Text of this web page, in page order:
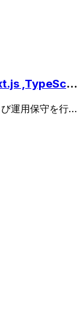
,TypeScri
運用保守を行う
に担当してい
BFF開発経験
発経験がある
て幅広く対応で